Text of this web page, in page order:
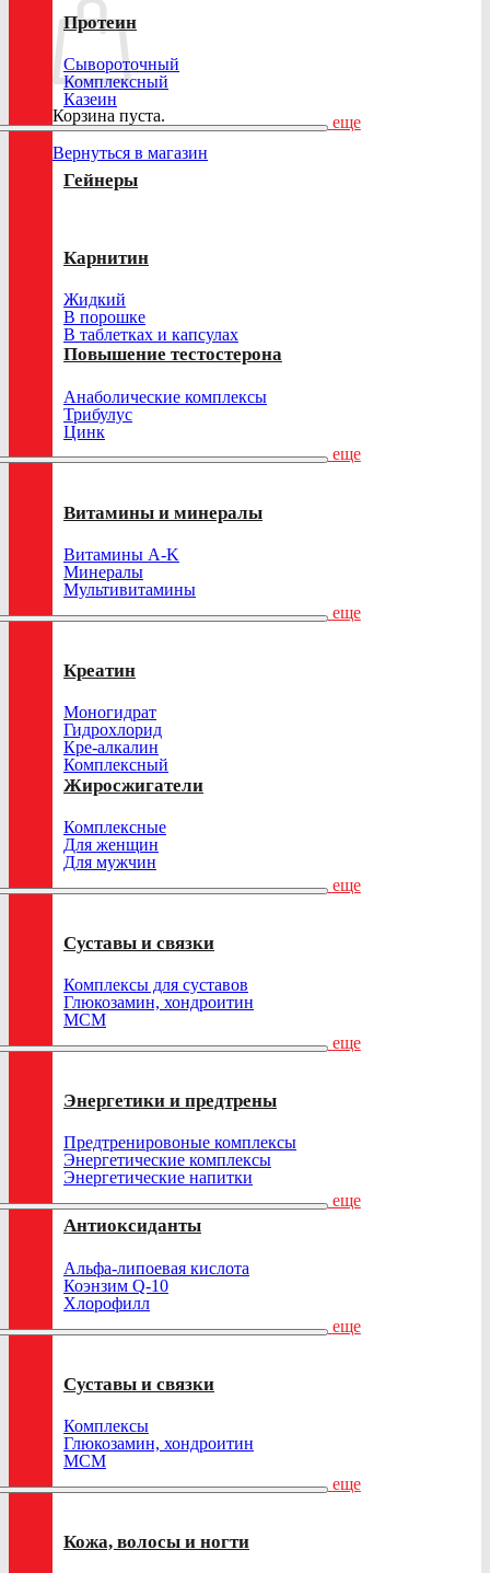
Корзина пуста.
Вернуться в магазин
Протеин
Сывороточный
Комплексный
Казеин
еще
Гейнеры
Карнитин
Жидкий
В порошке
В таблетках и капсулах
Повышение тестостерона
Анаболические комплексы
Трибулус
Цинк
еще
Витамины и минералы
Витамины A-K
Минералы
Мультивитамины
еще
Креатин
Моногидрат
Гидрохлорид
Кре-алкалин
Комплексный
Жиросжигатели
Комплексные
Для женщин
Для мужчин
еще
Суставы и связки
Комплексы для суставов
Глюкозамин, хондроитин
МСМ
еще
Энергетики и предтрены
Предтренировоные комплексы
Энергетические комплексы
Энергетические напитки
еще
Антиоксиданты
Альфа-липоевая кислота
Коэнзим Q-10
Хлорофилл
еще
Суставы и связки
Комплексы
Глюкозамин, хондроитин
МСМ
еще
Кожа, волосы и ногти